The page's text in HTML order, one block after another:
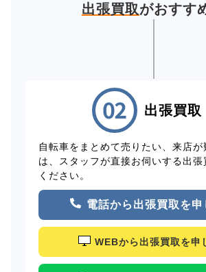
出張買取がおすす
出張買取
自転車をまとめて売りたい、来店が
は、スタッフが直接お伺いする出張
ください。
電話から出張買取を申
WEBから出張買取を申